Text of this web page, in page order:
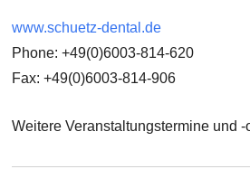
www.schuetz-dental.de
Phone: +49(0)6003-814-620
Fax: +49(0)6003-814-906
Weitere Veranstaltungstermine und -